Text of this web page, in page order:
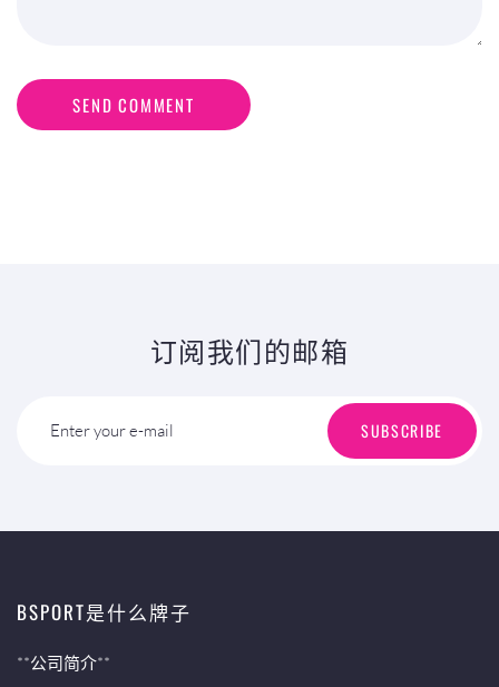
SEND COMMENT
订阅我们的邮箱
Enter your e-mail SUBSCRIBE
BSPORT是什么牌子
**公司简介**